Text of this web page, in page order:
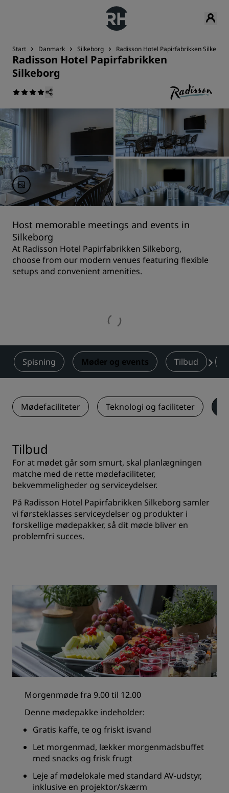
Start Danmark Silkeborg Radisson Hotel Papirfabrikken Silkeborg
Radisson Hotel Papirfabrikken
Silkeborg
Host memorable meetings and events in
Silkeborg
At Radisson Hotel Papirfabrikken Silkeborg,
choose from our modern venues featuring flexible
setups and convenient amenities.
Spisning Møder og events Tilbud
Mødefaciliteter Teknologi og faciliteter
Tilbud
For at mødet går som smurt, skal planlægningen
matche med de rette mødefaciliteter,
bekvemmeligheder og serviceydelser.
På Radisson Hotel Papirfabrikken Silkeborg samler
vi førsteklasses serviceydelser og produkter i
forskellige mødepakker, så dit møde bliver en
problemfri succes.
Morgenmøde fra 9.00 til 12.00
Denne mødepakke indeholder:
Gratis kaffe, te og friskt isvand
Let morgenmad, lækker morgenmadsbuffet
med snacks og frisk frugt
Leje af mødelokale med standard AV-udstyr,
inklusive en projektor/skærm